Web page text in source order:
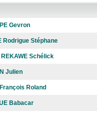
Gevron
Rodrigue Stéphane
REKAWE Schélick
Julien
Roland
Babacar